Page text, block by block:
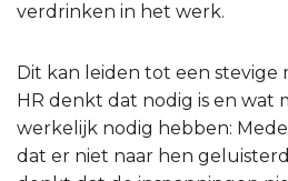
verdrinken in het werk.
Dit kan leiden tot een stevige
HR denkt dat nodig is en wat
werkelijk nodig hebben:
dat er niet naar hen